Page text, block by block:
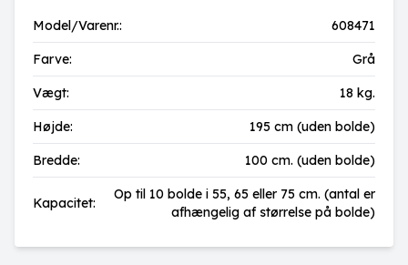
Model/Varenr.: 608471
Farve: Grå
Vægt: 18 kg.
Højde: 195 cm (uden bolde)
Bredde: 100 cm. (uden bolde)
Kapacitet:
Op til 10 bolde i 55, 65 eller 75 cm. (antal er
afhængelig af størrelse på bolde)